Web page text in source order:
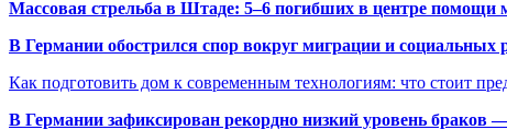
Массовая стрельба в Штаде: 5–6 погибших в центре
В Германии обострился спор вокруг миграции и социальных
Как подготовить дом к современным технологиям: что стоит
В Германии зафиксирован рекордно низкий уровень браков